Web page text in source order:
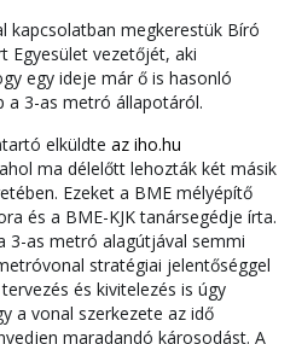
kapcsolatban megkerestük Bíró
Egyesület vezetőjét, aki
egy ideje már ő is hasonló
a 3-as metró állapotáról.
elküldte az iho.hu
ma délelőtt lehozták két másik
Ezeket a BME mélyépítő
és a BME-KJK tanársegédje írta.
3-as metró alagútjával semmi
stratégiai jelentőséggel
és kivitelezés is úgy
a vonal szerkezete az idő
maradandó károsodást. A